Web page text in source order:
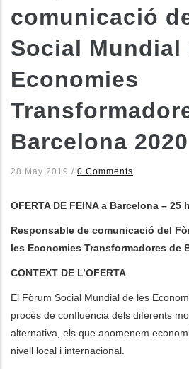
accions addicionals
comunicació
Social Mundial
Economies
Barcelona 2020
28 May 2019 / 0 Comments
OFERTA DE FEINA a Barcelona – 25
Responsable de comunicació del
les Economies Transformadores de
CONTEXT DE L’OFERTA
El Fòrum Social Mundial de les
procés de confluència dels diferents
alternativa, els que anomenem
nivell local i internacional.